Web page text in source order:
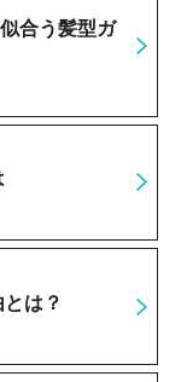
合う髪型ガ
は？